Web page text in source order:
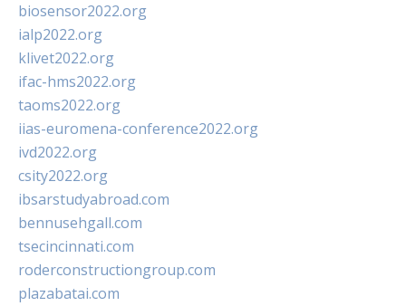
biosensor2022.org
ialp2022.org
klivet2022.org
ifac-hms2022.org
taoms2022.org
iias-euromena-conference2022.org
ivd2022.org
csity2022.org
ibsarstudyabroad.com
bennusehgall.com
tsecincinnati.com
roderconstructiongroup.com
plazabatai.com